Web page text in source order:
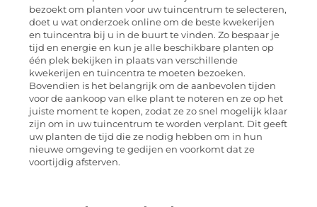
bezoekt om planten voor uw tuincentrum te selecteren,
doet u wat onderzoek online om de beste kwekerijen
en tuincentra bij u in de buurt te vinden. Zo bespaar je
tijd en energie en kun je alle beschikbare planten op
één plek bekijken in plaats van verschillende
kwekerijen en tuincentra te moeten bezoeken.
Bovendien is het belangrijk om de aanbevolen tijden
voor de aankoop van elke plant te noteren en ze op het
juiste moment te kopen, zodat ze zo snel mogelijk klaar
zijn om in uw tuincentrum te worden verplant. Dit geeft
uw planten de tijd die ze nodig hebben om in hun
nieuwe omgeving te gedijen en voorkomt dat ze
voortijdig afsterven.